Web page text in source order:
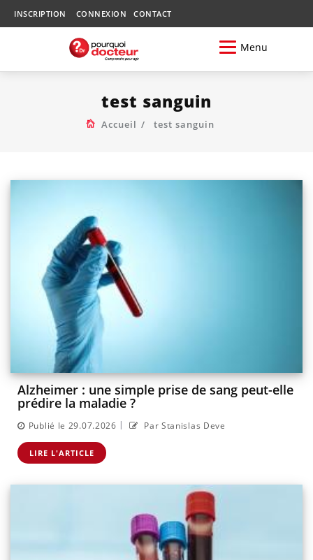
INSCRIPTION CONNEXION CONTACT
Menu
test sanguin
Accueil test sanguin
Alzheimer : une simple prise de sang peut-elle
prédire la maladie ?
Publié le 29.07.2026 | Par Stanislas Deve
LIRE L'ARTICLE